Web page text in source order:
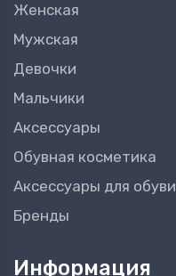
Женская
Мужская
Девочки
Мальчики
Аксессуары
Обувная косметика
Аксессуары для обуви
Бренды
Информация